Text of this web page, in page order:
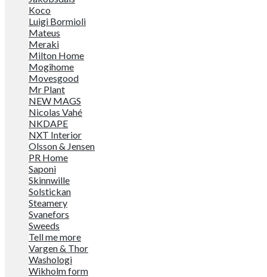
Koco
Luigi Bormioli
Mateus
Meraki
Milton Home
Mogihome
Movesgood
Mr Plant
NEW MAGS
Nicolas Vahé
NKDAPE
NXT Interior
Olsson & Jensen
PR Home
Saponi
Skinnwille
Solstickan
Steamery
Svanefors
Sweeds
Tell me more
Vargen & Thor
Washologi
Wikholm form